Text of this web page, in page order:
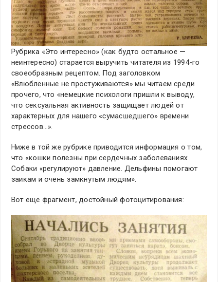
Рубрика «Это интересно» (как будто остальное —
неинтересно) старается выручить читателя из 1994-го
своеобразным рецептом. Под заголовком
«Влюбленные не простуживаются» мы читаем среди
прочего, что «немецкие психологи пришли к выводу,
что сексуальная активность защищает людей от
характерных для нашего «сумасшедшего» времени
стрессов…».
Ниже в той же рубрике приводится информация о том,
что «кошки полезны при сердечных заболеваниях.
Собаки «регулируют» давление. Дельфины помогают
заикам и очень замкнутым людям».
Вот еще фрагмент, достойный фотоцитирования: